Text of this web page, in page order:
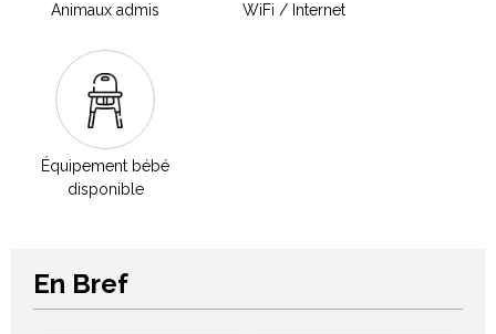
Animaux admis WiFi / Internet
Équipement bébé
disponible
En Bref